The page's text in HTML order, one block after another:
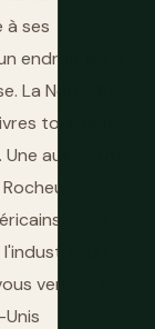
à ses
endroit qui a
La Nouvelle-
tournant
autoroute
envers
du
venez et ce